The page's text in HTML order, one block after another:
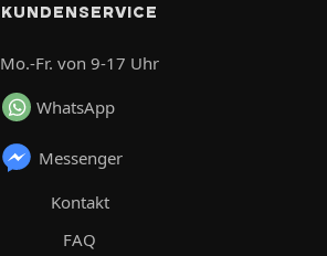
KUNDENSERVICE
Mo.-Fr. von 9-17 Uhr
WhatsApp
Messenger
Kontakt
FAQ